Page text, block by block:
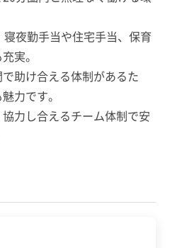
夜勤手当や住宅手当、保育
実。
助け合える体制があるた
力です。
力し合えるチーム体制で安